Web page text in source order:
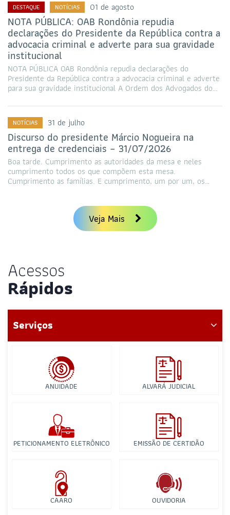
DESTAQUE NOTÍCIAS 01 de agosto
NOTA PÚBLICA: OAB Rondônia repudia
declarações do Presidente da República contra a
advocacia criminal e adverte para sua gravidade
institucional
NOTA PÚBLICA OAB Rondônia repudia declarações do
Presidente da República contra a advocacia criminal e adverte
para sua gravidade institucional A Ordem dos Advogados do…
NOTÍCIAS 31 de julho
Discurso do presidente Márcio Nogueira na
entrega de credenciais – 31/07/2026
Boa tarde. Cumprimento as autoridades da mesa e neles
cumprimento todos os que compõem esta mesa.
Cumprimento as famílias. E cumprimento, um por um, os…
Veja Mais
Acessos
Rápidos
Serviços
ANUIDADE ALVARÁ JUDICIAL
PETICIONAMENTO ELETRÔNICO EMISSÃO DE CERTIDÃO
CAARO OUVIDORIA